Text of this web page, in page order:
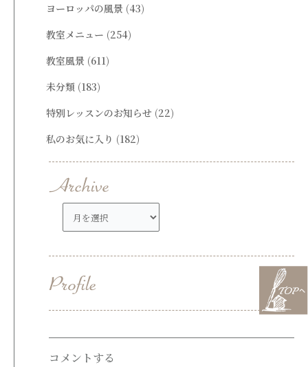
ヨーロッパの風景 (43)
教室メニュー (254)
教室風景 (611)
未分類 (183)
特別レッスンのお知らせ (22)
私のお気に入り (182)
カ
ブ
コメントする